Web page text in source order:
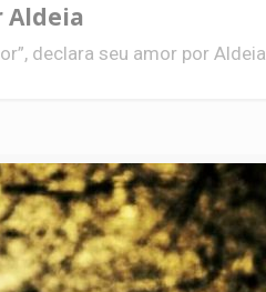
Aldeia
declara seu amor por Aldeia